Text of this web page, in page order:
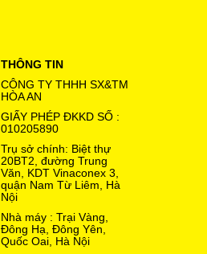
THÔNG TIN
CÔNG TY THHH SX&TM
HÒA AN
GIẤY PHÉP ĐKKD SỐ :
010205890
Trụ sở chính: Biệt thự
20BT2, đường Trung
Văn, KDT Vinaconex 3,
quận Nam Từ Liêm, Hà
Nội
Nhà máy : Trại Vàng,
Đông Hạ, Đông Yên,
Quốc Oai, Hà Nội